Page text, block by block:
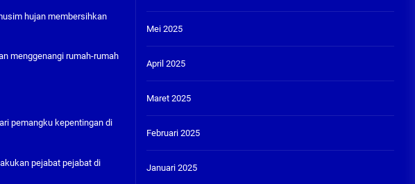
hujan membersihkan
menggenangi rumah-rumah
pemangku kepentingan di
pejabat pejabat di
Mei 2025
April 2025
Maret 2025
Februari 2025
Januari 2025